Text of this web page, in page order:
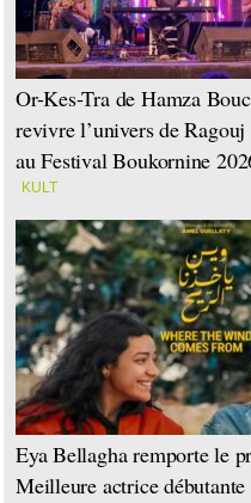
Or-Kes-Tra de Hamza
revivre l’univers de
au Festival Boukornine
KULT
Eya Bellagha remporte le
Meilleure actrice